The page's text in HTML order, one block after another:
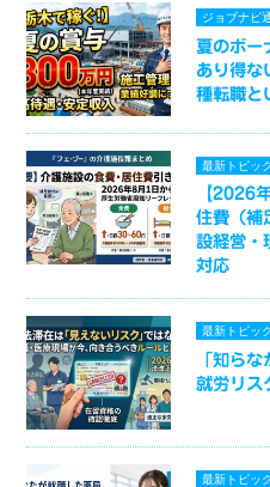
ジョブナビ
夏のボー
あり得な
種転職と
最新トピッ
【2026
住費（補
設経営・
対応
最新トピッ
「知ら
就労リス
最新トピッ